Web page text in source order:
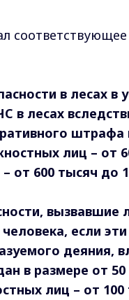
в лесах в
в лесах
штрафа
лиц – от
от 600 тысяч до
вызвавшие
если
деяния,
в размере от 50
лиц – от